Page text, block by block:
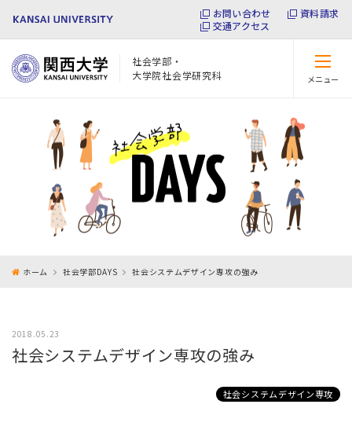
お問い合わせ
資料請求
交通アクセス
社会学部・
大学院社会学研究科
メニュー
ホーム 社会学部DAYS 社会システムデザイン専攻の強み
2018.05.23
社会システムデザイン専攻の強み
社会システムデザイン専攻